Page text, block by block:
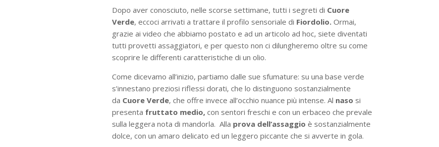
Dopo aver conosciuto, nelle scorse settimane, tutti i segreti di Cuore
Verde, eccoci arrivati a trattare il profilo sensoriale di Fiordolio. Ormai,
grazie ai video che abbiamo postato e ad un articolo ad hoc, siete diventati
tutti provetti assaggiatori, e per questo non ci dilungheremo oltre su come
scoprire le differenti caratteristiche di un olio.
Come dicevamo all’inizio, partiamo dalle sue sfumature: su una base verde
s’innestano preziosi riflessi dorati, che lo distinguono sostanzialmente
da Cuore Verde, che offre invece all’occhio nuance più intense. Al naso si
presenta fruttato medio, con sentori freschi e con un erbaceo che prevale
sulla leggera nota di mandorla. Alla prova dell’assaggio è sostanzialmente
dolce, con un amaro delicato ed un leggero piccante che si avverte in gola.